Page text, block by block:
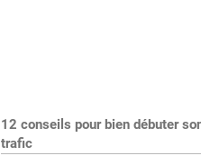
12 conseils pour bien débuter
trafic